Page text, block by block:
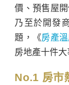
價、預售屋
乃至於開發
題，《房產
房地產十件
No.1 房市